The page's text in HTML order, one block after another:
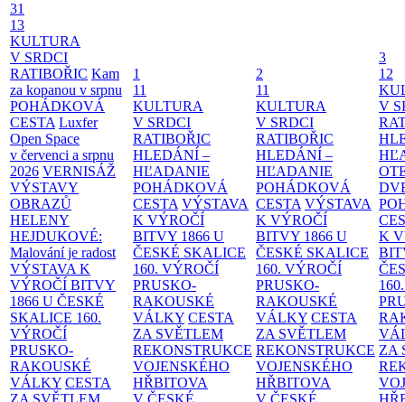
31
13
KULTURA
V SRDCI
RATIBOŘIC Kam
za kopanou v srpnu
POHÁDKOVÁ
CESTA Luxfer
Open Space
v červenci a srpnu
2026 VERNISÁŽ
VÝSTAVY
OBRAZŮ
HELENY
HEJDUKOVÉ:
Malování je radost
VÝSTAVA K
VÝROČÍ BITVY
1866 U ČESKÉ
SKALICE 160.
VÝROČÍ
PRUSKO-
RAKOUSKÉ
VÁLKY CESTA
1
11
KULTURA
V SRDCI
RATIBOŘIC
HLEDÁNÍ –
HĽADANIE
POHÁDKOVÁ
CESTA VÝSTAVA
K VÝROČÍ
BITVY 1866 U
ČESKÉ SKALICE
160. VÝROČÍ
PRUSKO-
RAKOUSKÉ
VÁLKY CESTA
ZA SVĚTLEM
REKONSTRUKCE
VOJENSKÉHO
HŘBITOVA
2
11
KULTURA
V SRDCI
RATIBOŘIC
HLEDÁNÍ –
HĽADANIE
POHÁDKOVÁ
CESTA VÝSTAVA
K VÝROČÍ
BITVY 1866 U
ČESKÉ SKALICE
160. VÝROČÍ
PRUSKO-
RAKOUSKÉ
VÁLKY CESTA
ZA SVĚTLEM
REKONSTRUKCE
VOJENSKÉHO
HŘBITOVA
3
12
V
K
ZA